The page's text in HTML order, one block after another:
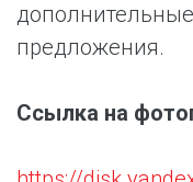
предложения.
Ссылка на